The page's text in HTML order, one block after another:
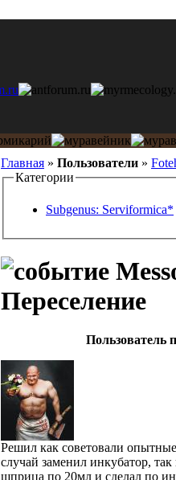
Главная » Пользователи »
Категории
Subgenus: Serviformica*
Переселение
Пользователь
Решил как советовали
случай заменил инкубатор,
шприца по 20мл и сделал по